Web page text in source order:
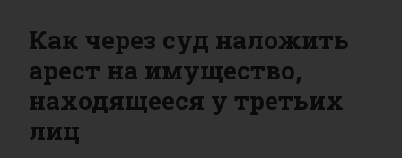
Как через суд наложить
арест на имущество,
находящееся у третьих
лиц